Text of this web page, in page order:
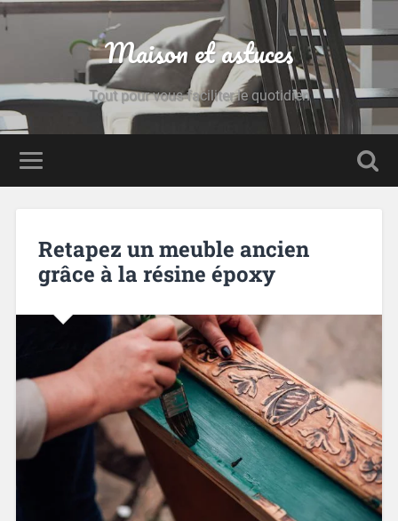
Maison et astuces
Tout pour vous faciliter le quotidien
Retapez un meuble ancien
grâce à la résine époxy